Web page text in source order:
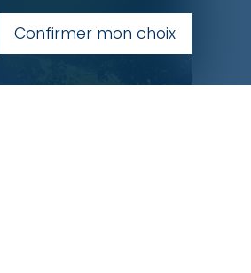
Confirmer mon choix